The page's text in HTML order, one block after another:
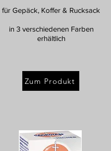
für Gepäck, Koffer & Rucksack
in 3 verschiedenen Farben
erhältlich
Zum Produkt